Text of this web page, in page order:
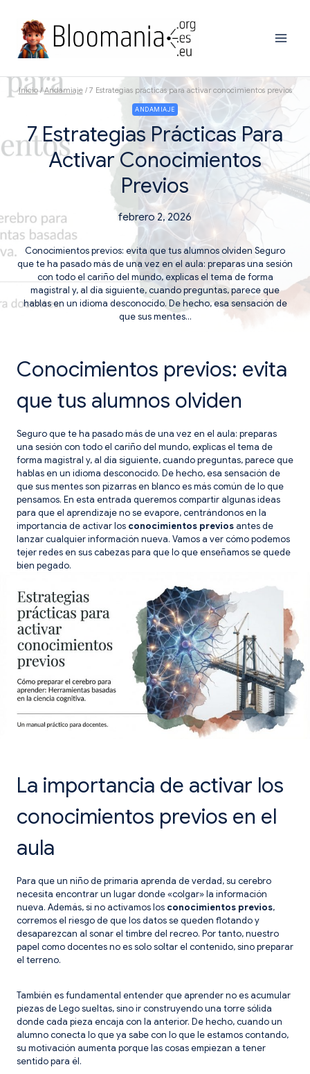
contenido
Inicio / Andamiaje / 7 Estrategias prácticas para activar conocimientos previos
ANDAMIAJE
7 Estrategias Prácticas Para
Activar Conocimientos
Previos
febrero 2, 2026
Conocimientos previos: evita que tus alumnos olviden Seguro
que te ha pasado más de una vez en el aula: preparas una sesión
con todo el cariño del mundo, explicas el tema de forma
magistral y, al día siguiente, cuando preguntas, parece que
hablas en un idioma desconocido. De hecho, esa sensación de
que sus mentes…
Conocimientos previos: evita
que tus alumnos olviden
Seguro que te ha pasado más de una vez en el aula: preparas
una sesión con todo el cariño del mundo, explicas el tema de
forma magistral y, al día siguiente, cuando preguntas, parece que
hablas en un idioma desconocido. De hecho, esa sensación de
que sus mentes son pizarras en blanco es más común de lo que
pensamos. En esta entrada queremos compartir algunas ideas
para que el aprendizaje no se evapore, centrándonos en la
importancia de activar los conocimientos previosantes de
lanzar cualquier información nueva. Vamos a ver cómo podemos
tejer redes en sus cabezas para que lo que enseñamos se quede
bien pegado.
La importancia de activar los
conocimientos previos en el
aula
Para que un niño de primaria aprenda de verdad, su cerebro
necesita encontrar un lugar donde «colgar» la información
nueva. Además, si no activamos los conocimientos previos,
corremos el riesgo de que los datos se queden flotando y
desaparezcan al sonar el timbre del recreo. Por tanto, nuestro
papel como docentes no es solo soltar el contenido, sino preparar
el terreno.
También es fundamental entender que aprender no es acumular
piezas de Lego sueltas, sino ir construyendo una torre sólida
donde cada pieza encaja con la anterior. De hecho, cuando un
alumno conecta lo que ya sabe con lo que le estamos contando,
su motivación aumenta porque las cosas empiezan a tener
sentido para él.